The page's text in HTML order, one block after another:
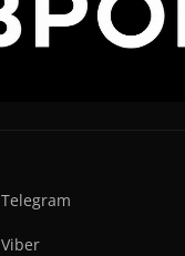
Telegram
Viber